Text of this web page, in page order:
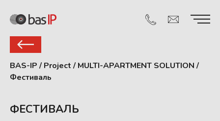
BAS-IP / Project / MULTI-APARTMENT SOLUTION /
Фестиваль
ФЕСТИВАЛЬ